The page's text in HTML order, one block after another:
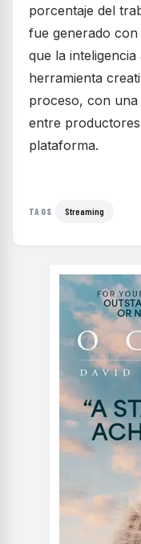
porcentaje del
fue generado
que la
herramienta
proceso, con
entre
plataforma.
TAGS Streaming